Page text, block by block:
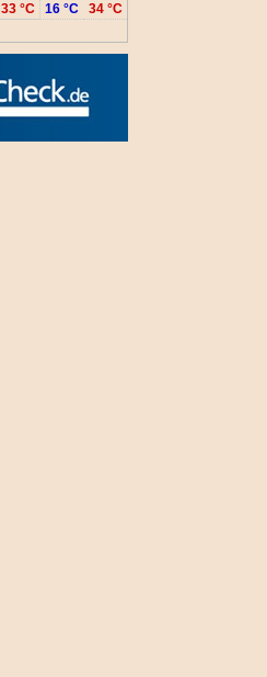
33 °C 16 °C 34 °C